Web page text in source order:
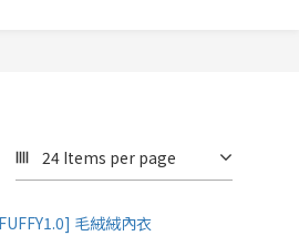
24 Items per page